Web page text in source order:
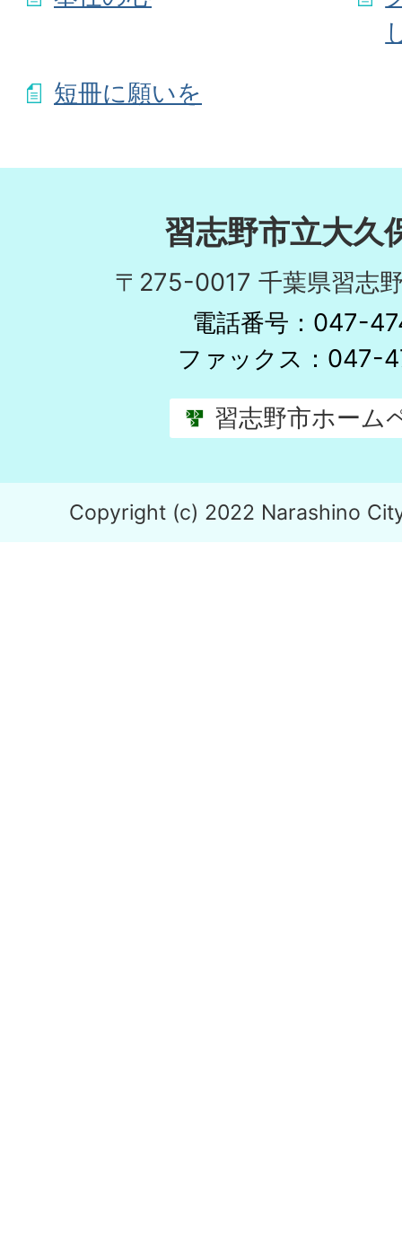
短冊に願いを
習志野市立大久
〒275-0017 千葉県習志
電話番号：047-
ファックス：047-
習志野市ホーム
Copyright (c) 2022 Narashino